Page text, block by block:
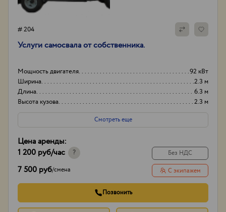
# 204
Услуги самосвала от собственника.
Мощность двигателя
92 кВт
Ширина
2.3 м
Длина
6.3 м
Высота кузова
2.3 м
Смотреть еще
Цена аренды:
1 200 руб/час ?
7 500 руб/смена
Без НДС
С экипажем
Позвонить